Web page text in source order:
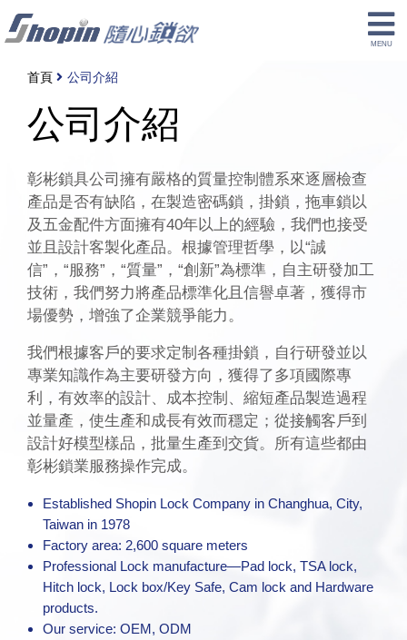
首頁 公司介紹
公司介紹
彰彬鎖具公司擁有嚴格的質量控制體系來逐層檢查
產品是否有缺陷，在製造密碼鎖，掛鎖，拖車鎖以
及五金配件方面擁有40年以上的經驗，我們也接受
並且設計客製化產品。根據管理哲學，以“誠
信”，“服務”，“質量”，“創新”為標準，自主研發加工
技術，我們努力將產品標準化且信譽卓著，獲得市
場優勢，增強了企業競爭能力。
我們根據客戶的要求定制各種掛鎖，自行研發並以
專業知識作為主要研發方向，獲得了多項國際專
利，有效率的設計、成本控制、縮短產品製造過程
並量產，使生產和成長有效而穩定；從接觸客戶到
設計好模型樣品，批量生產到交貨。所有這些都由
彰彬鎖業服務操作完成。
Established Shopin Lock Company in Changhua, City,
Taiwan in 1978
Factory area: 2,600 square meters
Professional Lock manufacture—Pad lock, TSA lock,
Hitch lock, Lock box/Key Safe, Cam lock and Hardware
products.
Our service: OEM, ODM